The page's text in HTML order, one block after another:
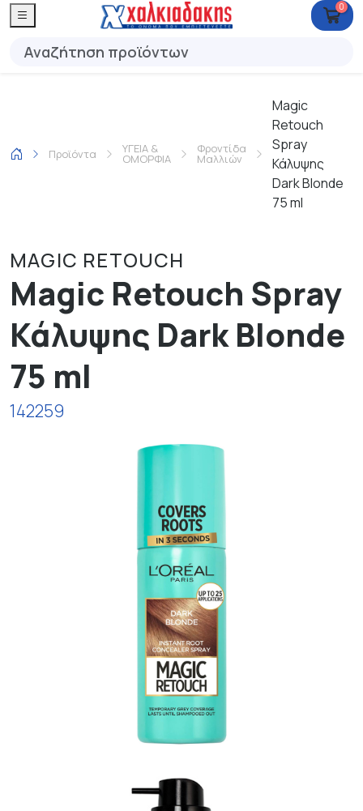
0
Προϊόντα ΥΓΕΙΑ &
ΟΜΟΡΦΙΑ
Φροντίδα
Μαλλιών
Magic
Retouch
Spray
Κάλυψης
Dark Blonde
75 ml
MAGIC RETOUCH
Magic Retouch Spray
Κάλυψης Dark Blonde
75 ml
142259